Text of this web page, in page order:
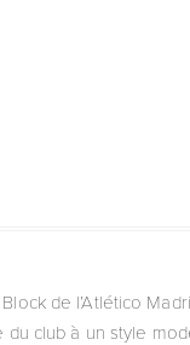
de l’Atlético
du club à un style